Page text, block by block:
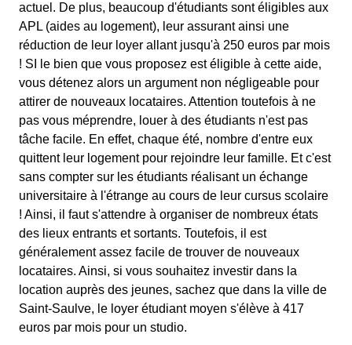
actuel. De plus, beaucoup d'étudiants sont éligibles aux
APL (aides au logement), leur assurant ainsi une
réduction de leur loyer allant jusqu'à 250 euros par mois
! SI le bien que vous proposez est éligible à cette aide,
vous détenez alors un argument non négligeable pour
attirer de nouveaux locataires. Attention toutefois à ne
pas vous méprendre, louer à des étudiants n'est pas
tâche facile. En effet, chaque été, nombre d'entre eux
quittent leur logement pour rejoindre leur famille. Et c'est
sans compter sur les étudiants réalisant un échange
universitaire à l'étrange au cours de leur cursus scolaire
! Ainsi, il faut s'attendre à organiser de nombreux états
des lieux entrants et sortants. Toutefois, il est
généralement assez facile de trouver de nouveaux
locataires. Ainsi, si vous souhaitez investir dans la
location auprès des jeunes, sachez que dans la ville de
Saint-Saulve, le loyer étudiant moyen s'élève à 417
euros par mois pour un studio.